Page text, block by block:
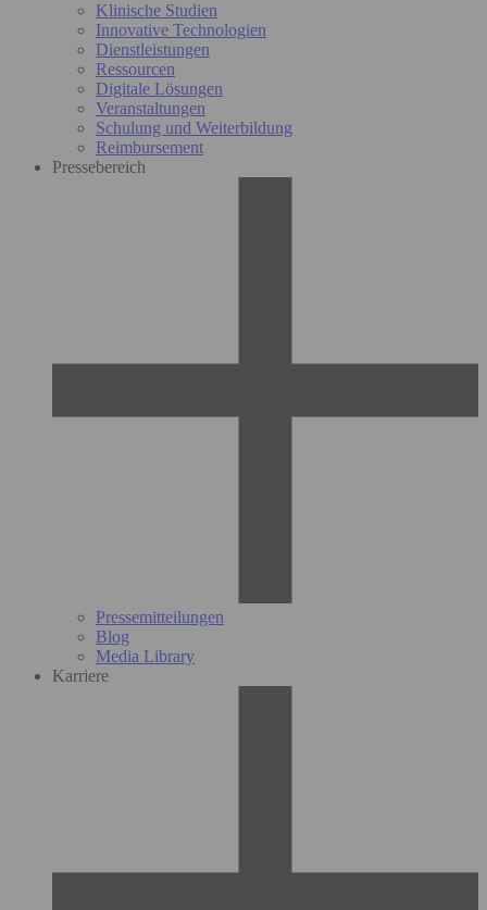
Klinische Studien
Innovative Technologien
Dienstleistungen
Ressourcen
Digitale Lösungen
Veranstaltungen
Schulung und Weiterbildung
Reimbursement
Pressebereich
Pressemitteilungen
Blog
Media Library
Karriere